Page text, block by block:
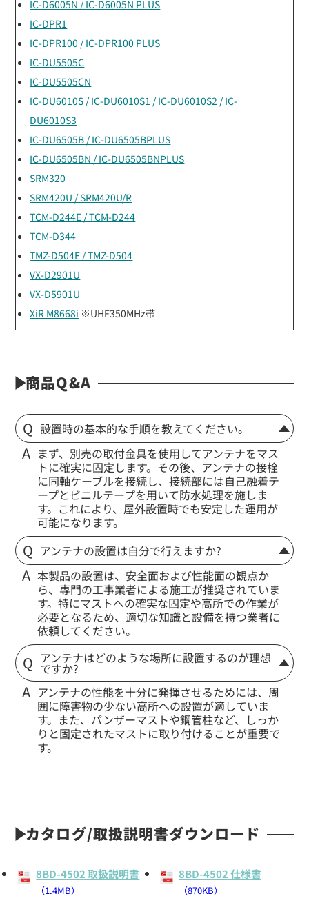
IC-D6005N / IC-D6005N PLUS
IC-DPR1
IC-DPR100 / IC-DPR100 PLUS
IC-DU5505C
IC-DU5505CN
IC-DU6010S / IC-DU6010S1 / IC-DU6010S2 / IC-
DU6010S3
IC-DU6505B / IC-DU6505BPLUS
IC-DU6505BN / IC-DU6505BNPLUS
SRM320
SRM420U / SRM420U/R
TCM-D244E / TCM-D244
TCM-D344
TMZ-D504E / TMZ-D504
VX-D2901U
VX-D5901U
XiR M8668i ※UHF350MHz帯
商品Q&A
設置時の基本的な手順を教えてください。
まず、別売の取付金具を使用してアンテナをマス
トに確実に固定します。その後、アンテナの接栓
に同軸ケーブルを接続し、接続部には自己融着テ
ープとビニルテープを用いて防水処理を施しま
す。これにより、屋外設置時でも安定した運用が
可能になります。
アンテナの設置は自分で行えますか?
本製品の設置は、安全面および性能面の観点か
ら、専門の工事業者による施工が推奨されていま
す。特にマストへの確実な固定や高所での作業が
必要となるため、適切な知識と設備を持つ業者に
依頼してください。
アンテナはどのような場所に設置するのが理想
ですか?
アンテナの性能を十分に発揮させるためには、周
囲に障害物の少ない高所への設置が適していま
す。また、パンザーマストや鋼管柱など、しっか
りと固定されたマストに取り付けることが重要で
す。
カタログ/取扱説明書ダウンロード
8BD-4502 取扱説明書
（1.4MB）
8BD-4502 仕様書
（870KB）